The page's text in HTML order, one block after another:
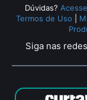
Dúvidas?
Termos de Uso
Siga nas